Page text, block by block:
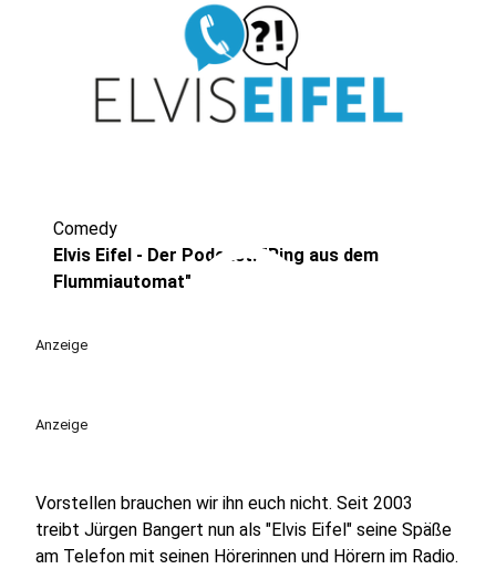
play_circle
Comedy
Elvis Eifel - Der Podcast: "Ring aus dem
Flummiautomat"
Anzeige
Anzeige
Vorstellen brauchen wir ihn euch nicht. Seit 2003
treibt Jürgen Bangert nun als "Elvis Eifel" seine Späße
am Telefon mit seinen Hörerinnen und Hörern im Radio.